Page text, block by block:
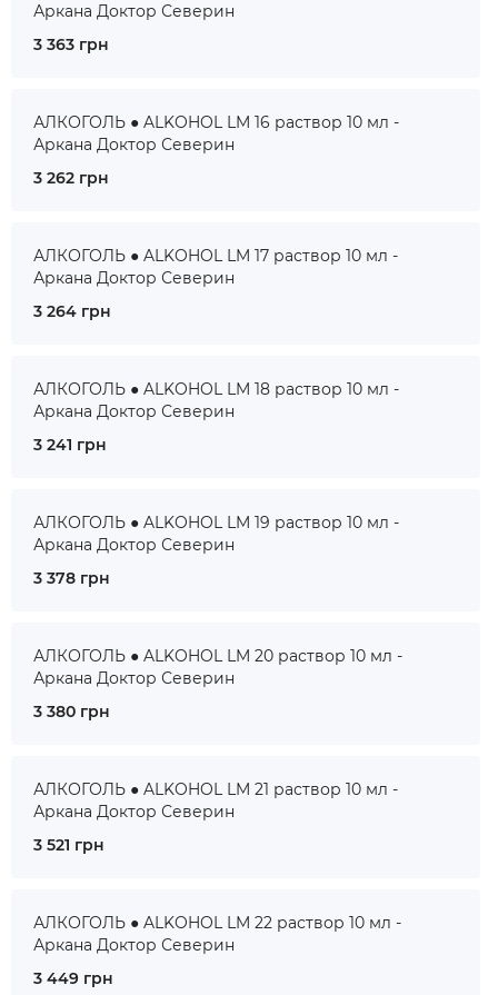
Аркана Доктор Северин
3 363 грн
АЛКОГОЛЬ ● ALKOHOL LM 16 раствор 10 мл -
Аркана Доктор Северин
3 262 грн
АЛКОГОЛЬ ● ALKOHOL LM 17 раствор 10 мл -
Аркана Доктор Северин
3 264 грн
АЛКОГОЛЬ ● ALKOHOL LM 18 раствор 10 мл -
Аркана Доктор Северин
3 241 грн
АЛКОГОЛЬ ● ALKOHOL LM 19 раствор 10 мл -
Аркана Доктор Северин
3 378 грн
АЛКОГОЛЬ ● ALKOHOL LM 20 раствор 10 мл -
Аркана Доктор Северин
3 380 грн
АЛКОГОЛЬ ● ALKOHOL LM 21 раствор 10 мл -
Аркана Доктор Северин
3 521 грн
АЛКОГОЛЬ ● ALKOHOL LM 22 раствор 10 мл -
Аркана Доктор Северин
3 449 грн